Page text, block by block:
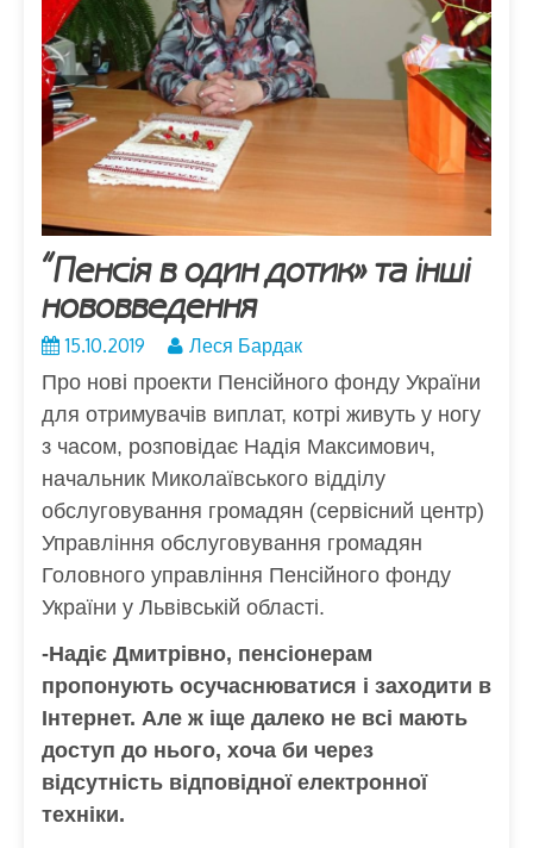
“Пенсія в один дотик» та інші
нововведення
15.10.2019
Леся Бардак
Про нові проекти Пенсійного фонду України
для отримувачів виплат, котрі живуть у ногу
з часом, розповідає Надія Максимович,
начальник Миколаївського відділу
обслуговування громадян (сервісний центр)
Управління обслуговування громадян
Головного управління Пенсійного фонду
України у Львівській області.
-Надіє Дмитрівно, пенсіонерам
пропонують осучаснюватися і заходити в
Інтернет. Але ж іще далеко не всі мають
доступ до нього, хоча би через
відсутність відповідної електронної
техніки.